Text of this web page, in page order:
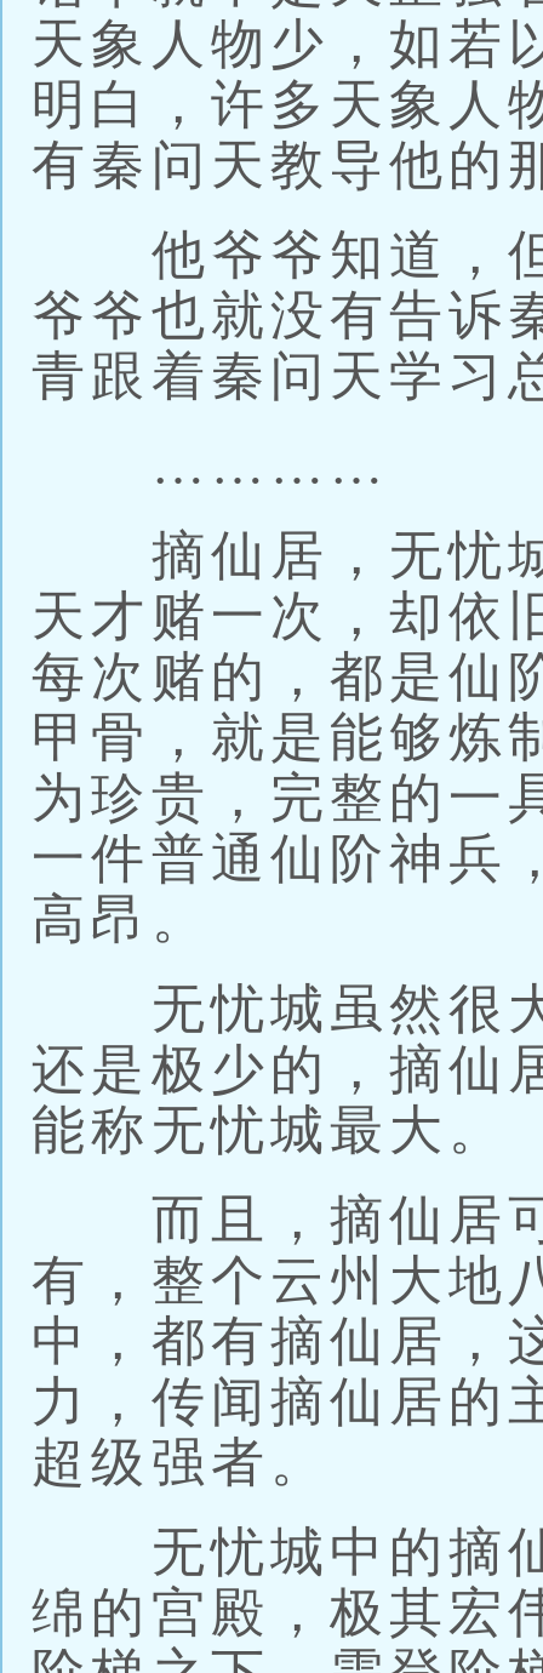
天象人物少，如若
明白，许多天象人
有秦问天教导他的
他爷爷知道，但
爷爷也就没有告诉
青跟着秦问天学习
…………
摘仙居，无忧城
天才赌一次，却依
每次赌的，都是仙
甲骨，就是能够炼
为珍贵，完整的一
一件普通仙阶神兵
高昂。
无忧城虽然很大
还是极少的，摘仙
能称无忧城最大。
而且，摘仙居可
有，整个云州大地
中，都有摘仙居，
力，传闻摘仙居的
超级强者。
无忧城中的摘仙
绵的宫殿，极其宏